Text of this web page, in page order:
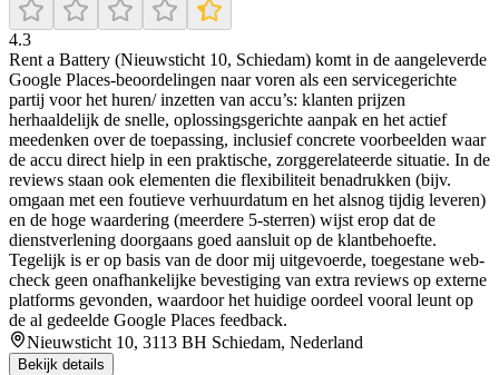
4.3
Rent a Battery (Nieuwsticht 10, Schiedam) komt in de aangeleverde
Google Places-beoordelingen naar voren als een servicegerichte
partij voor het huren/ inzetten van accu’s: klanten prijzen
herhaaldelijk de snelle, oplossingsgerichte aanpak en het actief
meedenken over de toepassing, inclusief concrete voorbeelden waar
de accu direct hielp in een praktische, zorggerelateerde situatie. In de
reviews staan ook elementen die flexibiliteit benadrukken (bijv.
omgaan met een foutieve verhuurdatum en het alsnog tijdig leveren)
en de hoge waardering (meerdere 5-sterren) wijst erop dat de
dienstverlening doorgaans goed aansluit op de klantbehoefte.
Tegelijk is er op basis van de door mij uitgevoerde, toegestane web-
check geen onafhankelijke bevestiging van extra reviews op externe
platforms gevonden, waardoor het huidige oordeel vooral leunt op
de al gedeelde Google Places feedback.
Nieuwsticht 10, 3113 BH Schiedam, Nederland
Bekijk details